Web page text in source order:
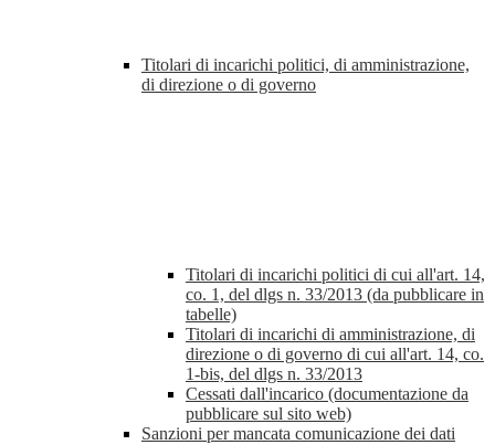
Titolari di incarichi politici, di amministrazione,
di direzione o di governo
Titolari di incarichi politici di cui all'art. 14,
co. 1, del dlgs n. 33/2013 (da pubblicare in
tabelle)
Titolari di incarichi di amministrazione, di
direzione o di governo di cui all'art. 14, co.
1-bis, del dlgs n. 33/2013
Cessati dall'incarico (documentazione da
pubblicare sul sito web)
Sanzioni per mancata comunicazione dei dati